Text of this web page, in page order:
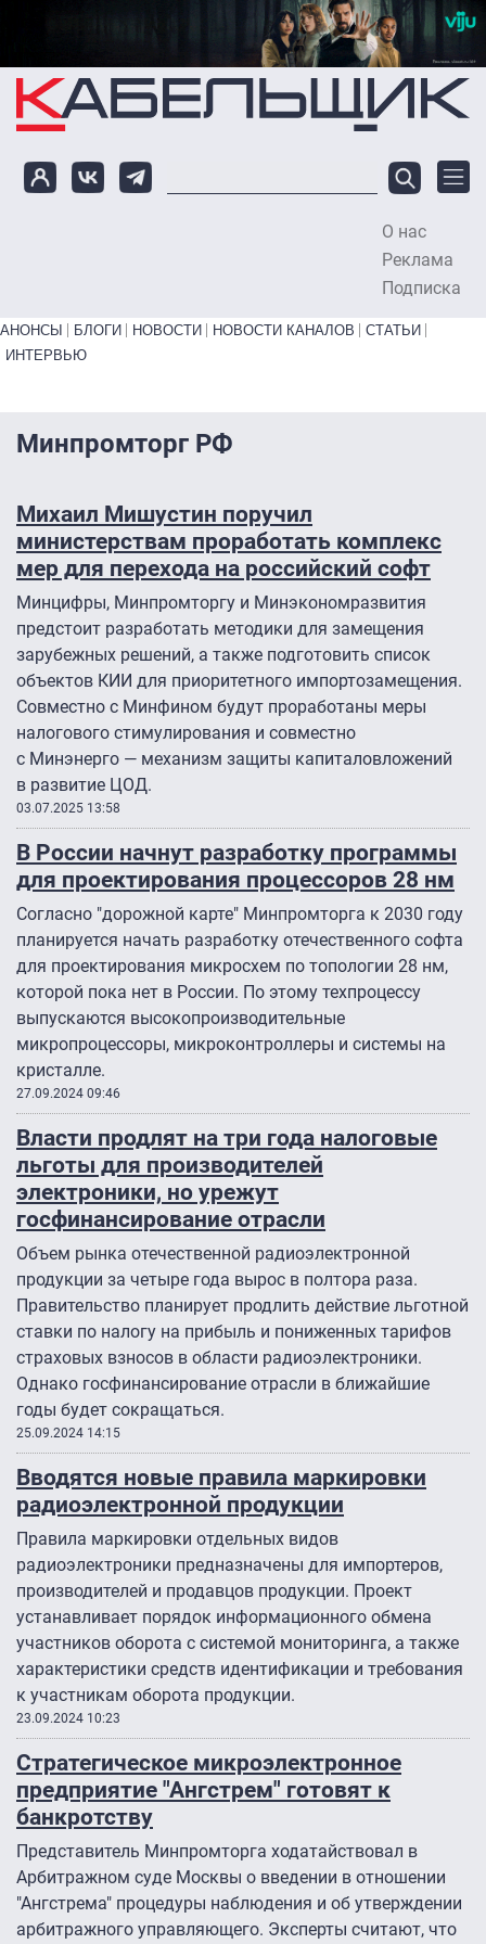
Перейти к основному содержанию
О нас
Реклама
Подписка
Primary links bottom
АНОНСЫ БЛОГИ НОВОСТИ НОВОСТИ КАНАЛОВ
СТАТЬИ
ИНТЕРВЬЮ
Минпромторг РФ
Михаил Мишустин поручил
министерствам проработать комплекс
мер для перехода на российский софт
Минцифры, Минпромторгу и Минэкономразвития
предстоит разработать методики для замещения
зарубежных решений, а также подготовить список
объектов КИИ для приоритетного импортозамещения.
Совместно с Минфином будут проработаны меры
налогового стимулирования и совместно
с Минэнерго — механизм защиты капиталовложений
в развитие ЦОД.
03.07.2025 13:58
В России начнут разработку программы
для проектирования процессоров 28 нм
Согласно "дорожной карте" Минпромторга к 2030 году
планируется начать разработку отечественного софта
для проектирования микросхем по топологии 28 нм,
которой пока нет в России. По этому техпроцессу
выпускаются высокопроизводительные
микропроцессоры, микроконтроллеры и системы на
кристалле.
27.09.2024 09:46
Власти продлят на три года налоговые
льготы для производителей
электроники, но урежут
госфинансирование отрасли
Объем рынка отечественной радиоэлектронной
продукции за четыре года вырос в полтора раза.
Правительство планирует продлить действие льготной
ставки по налогу на прибыль и пониженных тарифов
страховых взносов в области радиоэлектроники.
Однако госфинансирование отрасли в ближайшие
годы будет сокращаться.
25.09.2024 14:15
Вводятся новые правила маркировки
радиоэлектронной продукции
Правила маркировки отдельных видов
радиоэлектроники предназначены для импортеров,
производителей и продавцов продукции. Проект
устанавливает порядок информационного обмена
участников оборота с системой мониторинга, а также
характеристики средств идентификации и требования
к участникам оборота продукции.
23.09.2024 10:23
Стратегическое микроэлектронное
предприятие "Ангстрем" готовят к
банкротству
Представитель Минпромторга ходатайствовал в
Арбитражном суде Москвы о введении в отношении
"Ангстрема" процедуры наблюдения и об утверждении
арбитражного управляющего. Эксперты считают, что